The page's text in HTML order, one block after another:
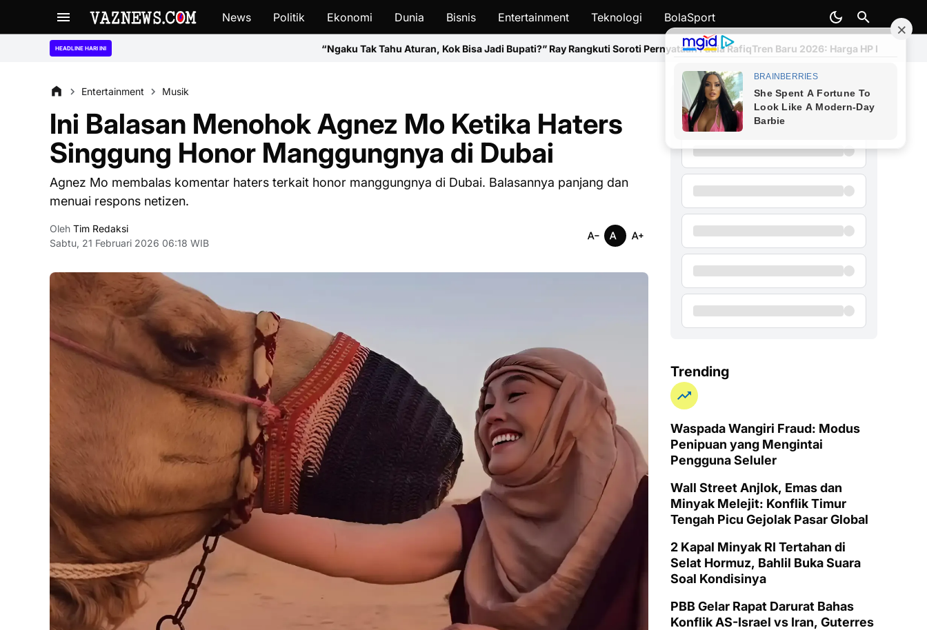
News Politik Ekonomi Dunia Bisnis Entertainment Teknologi BolaSport
HEADLINE HARI INI “Ngaku Tak Tahu Aturan, Kok Bisa Jadi Bupati?” Ray Rangkuti Soroti Pernyataan Fadia RafiqTren Baru 2026: Harga HP Makin Mahal, Xiaomi Catat
Entertainment Musik
Ini Balasan Menohok Agnez Mo Ketika Haters
Singgung Honor Manggungnya di Dubai
Agnez Mo membalas komentar haters terkait honor manggungnya di Dubai. Balasannya panjang dan
menuai respons netizen.
Oleh Tim Redaksi
Sabtu, 21 Februari 2026 06:18 WIB
Siapa Calon Presiden Indonesia
2029 pilihan Anda?
Trending
Waspada Wangiri Fraud: Modus
Penipuan yang Mengintai
Pengguna Seluler
Wall Street Anjlok, Emas dan
Minyak Melejit: Konflik Timur
Tengah Picu Gejolak Pasar Global
2 Kapal Minyak RI Tertahan di
Selat Hormuz, Bahlil Buka Suara
Soal Kondisinya
PBB Gelar Rapat Darurat Bahas
Konflik AS-Israel vs Iran, Guterres